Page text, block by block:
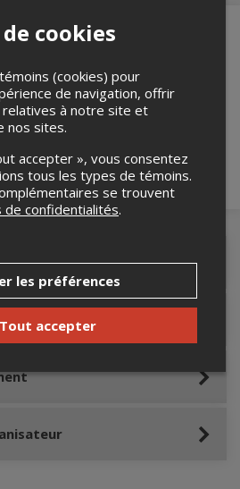
que vous n'êtes pas un
ci-bas.
au stationnement
cookies
(cookies) pour
de navigation, offrir
à notre site et
nos sites.
accepter », vous consentez
tous les types de témoins.
se trouvent
de confidentialités.
les préférences
Tout accepter